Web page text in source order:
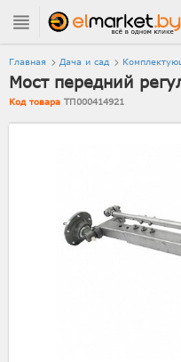
Главная Дача и сад
Мост передний
Код товара ТП000414921